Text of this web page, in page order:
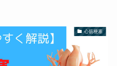
心筋梗塞